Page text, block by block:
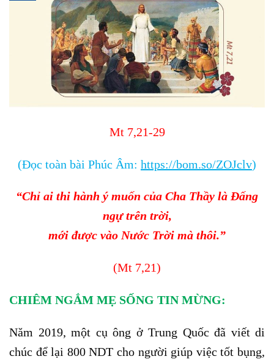
Mt 7,21-29
(Đọc toàn bài Phúc Âm: https://bom.so/ZOJclv)
“Chỉ ai thi hành ý muốn của Cha Thầy là Đấng
ngự trên trời,
mới được vào Nước Trời mà thôi.”
(Mt 7,21)
CHIÊM NGẮM MẸ SỐNG TIN MỪNG:
Năm 2019, một cụ ông ở Trung Quốc đã viết di
chúc để lại 800 NDT cho người giúp việc tốt bụng,